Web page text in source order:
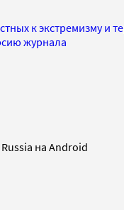
к экстремизму и
журнала
на Android